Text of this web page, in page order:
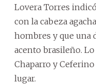
Lovera Torres
con la cabeza
hombres y que una
acento brasileño.
Chaparro y
lugar.